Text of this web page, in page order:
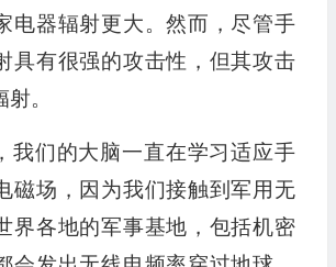
电器辐射更大。然而，尽管手
具有很强的攻击性，但其攻击
。
我们的大脑一直在学习适应手
磁场，因为我们接触到军用无
界各地的军事基地，包括机密